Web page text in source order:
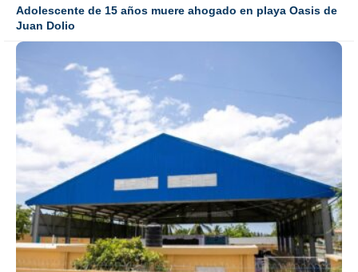
Adolescente de 15 años muere ahogado en playa Oasis de
Juan Dolio